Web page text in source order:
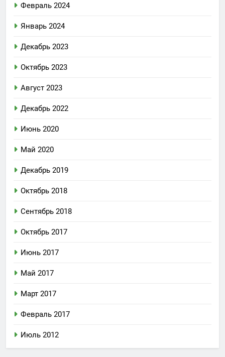
Февраль 2024
Январь 2024
Декабрь 2023
Октябрь 2023
Август 2023
Декабрь 2022
Июнь 2020
Май 2020
Декабрь 2019
Октябрь 2018
Сентябрь 2018
Октябрь 2017
Июнь 2017
Май 2017
Март 2017
Февраль 2017
Июль 2012